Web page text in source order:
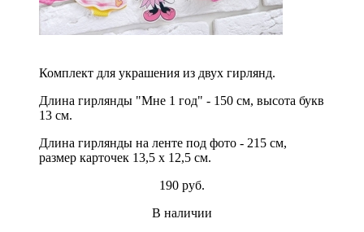
Комплект для украшения из двух гирлянд.
Длина гирлянды "Мне 1 год" - 150 см, высота букв
13 см.
Длина гирлянды на ленте под фото - 215 см,
размер карточек 13,5 х 12,5 см.
190 руб.
В наличии